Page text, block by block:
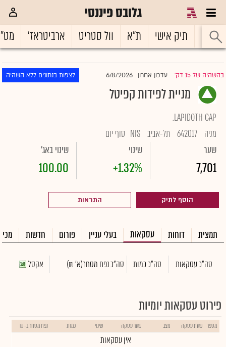
גלובס פיננסי
ראשי תיק אישי ת"א וול סטריט ארביטראז'
בהשהיה של 15 דק' |עדכון אחרון 6/8/2026 לצפות בנתונים ללא השהיה
מניית לפידות קפיטל
LAPIDOTH CAP.
מניה 642017 תל-אביב NIS סוף יום
שער
7,701
שינוי
+1.32%
שינוי באג'
100.00
הוסף לתיק התראות
תמצית דוחות עסקאות בעלי עניין פורום חדשות
סה"כ עסקאות סה"כ כמות סה"כ נפח מסחר(א' ₪) אקסל
פירוט עסקאות יומיות
מספר שעת עסקה מצב שער עסקה שינוי כמות נפח מסחר ב- ₪
אין עסקאות